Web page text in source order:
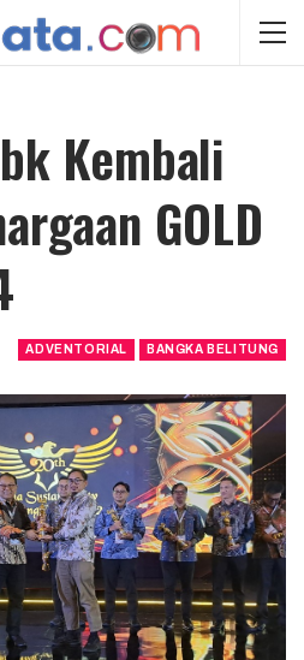
Kembali
GOLD
ADVENTORIAL BANGKA BELITUNG